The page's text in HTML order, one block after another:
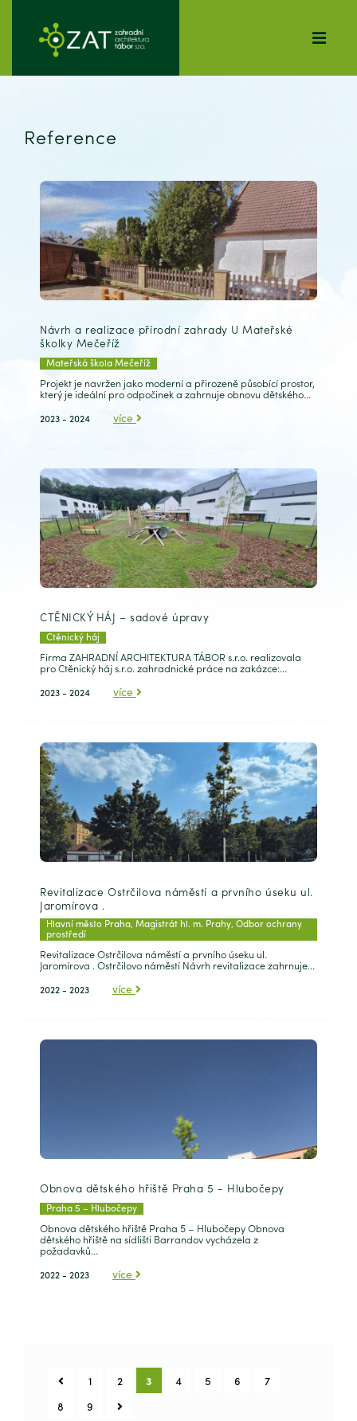
Reference
Návrh a realizace přírodní zahrady U Mateřské
školky Mečeříž
Mateřská škola Mečeříž
Projekt je navržen jako moderní a přirozeně působící prostor,
který je ideální pro odpočinek a zahrnuje obnovu dětského...
2023 - 2024 více
CTĚNICKÝ HÁJ – sadové úpravy
Ctěnický háj
Firma ZAHRADNÍ ARCHITEKTURA TÁBOR s.r.o. realizovala
pro Ctěnický háj s.r.o. zahradnické práce na zakázce:...
2023 - 2024 více
Revitalizace Ostrčilova náměstí a prvního úseku ul.
Jaromírova .
Hlavní město Praha, Magistrát hl. m. Prahy, Odbor ochrany
prostředí
Revitalizace Ostrčilova náměstí a prvního úseku ul.
Jaromírova . Ostrčilovo náměstí Návrh revitalizace zahrnuje...
2022 - 2023 více
Obnova dětského hřiště Praha 5 - Hlubočepy
Praha 5 – Hlubočepy
Obnova dětského hřiště Praha 5 – Hlubočepy Obnova
dětského hřiště na sídlišti Barrandov vycházela z
požadavků...
2022 - 2023 více
1 2 3 4 5 6
7
8
9